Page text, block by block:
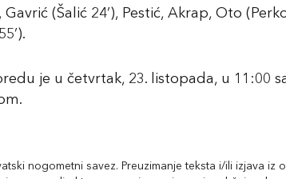
(Šalić 24’), Pestić, Akrap, Oto
je u četvrtak, 23. listopada, u 11:00
nogometni savez. Preuzimanje teksta i/ili izjava iz